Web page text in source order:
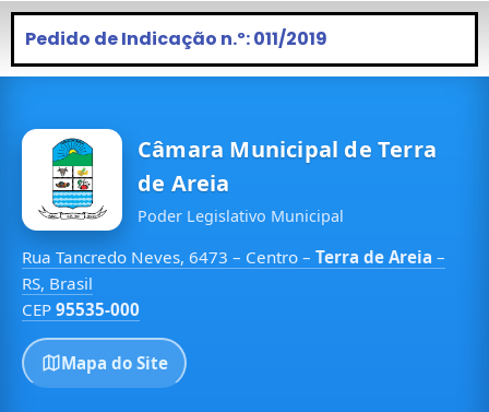
Pedido de Indicação n.º: 011/2019
Câmara Municipal de Terra
de Areia
Poder Legislativo Municipal
Rua Tancredo Neves, 6473 – Centro – Terra de Areia –
RS, Brasil
CEP 95535-000
Mapa do Site